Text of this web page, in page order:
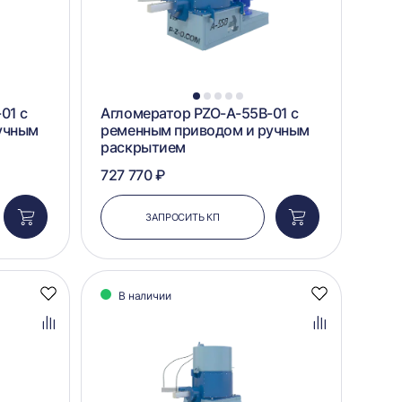
с
Добавить
в
корзину
1 2 3 4 5
Агломератор PZO-A-55B-01 с
ременным приводом и ручным
раскрытием
727 770 ₽
ЗАПРОСИТЬ КП
Добавить
в
корзину
Добавить
Добавить
В наличии
Добавить
Добавить